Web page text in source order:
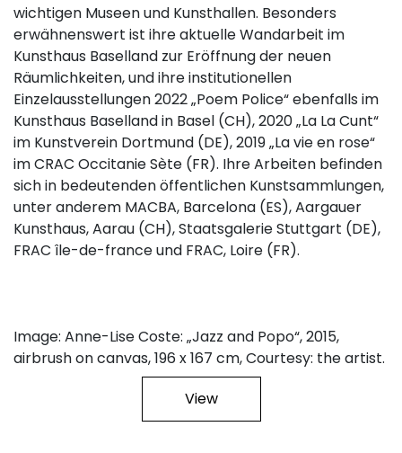
wichtigen Museen und Kunsthallen. Besonders
erwähnenswert ist ihre aktuelle Wandarbeit im
Kunsthaus Baselland zur Eröffnung der neuen
Räumlichkeiten, und ihre institutionellen
Einzelausstellungen 2022 „Poem Police“ ebenfalls im
Kunsthaus Baselland in Basel (CH), 2020 „La La Cunt“
im Kunstverein Dortmund (DE), 2019 „La vie en rose“
im CRAC Occitanie Sète (FR). Ihre Arbeiten befinden
sich in bedeutenden öffentlichen Kunstsammlungen,
unter anderem MACBA, Barcelona (ES), Aargauer
Kunsthaus, Aarau (CH), Staatsgalerie Stuttgart (DE),
FRAC île-de-france und FRAC, Loire (FR).
Image: Anne-Lise Coste: „Jazz and Popo“, 2015,
airbrush on canvas, 196 x 167 cm, Courtesy: the artist.
View